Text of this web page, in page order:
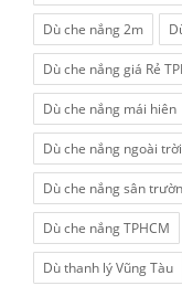
Dù che nắng 2m
Dù che nắng giá Rẻ
Dù che nắng mái hiên
Dù che nắng ngoài
Dù che nắng sân
Dù che nắng TPHCM
Dù thanh lý Vũng Tàu